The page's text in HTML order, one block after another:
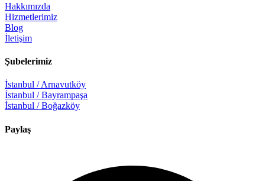
Hakkımızda
Hizmetlerimiz
Blog
İletişim
Şubelerimiz
İstanbul / Arnavutköy
İstanbul / Bayrampaşa
İstanbul / Boğazköy
Paylaş